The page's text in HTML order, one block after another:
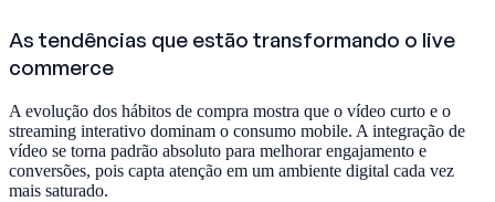
As tendências que estão transformando o live
commerce
A evolução dos hábitos de compra mostra que o vídeo curto e o
streaming interativo dominam o consumo mobile. A integração de
vídeo se torna padrão absoluto para melhorar engajamento e
conversões, pois capta atenção em um ambiente digital cada vez
mais saturado.